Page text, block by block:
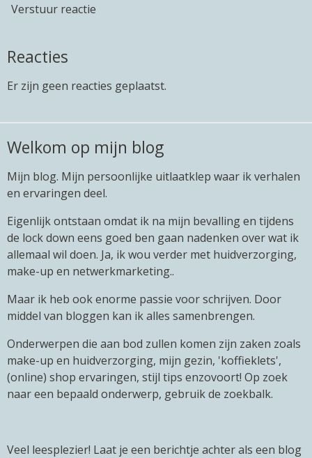
Verstuur reactie
Reacties
Er zijn geen reacties geplaatst.
Welkom op mijn blog
Mijn blog. Mijn persoonlijke uitlaatklep waar ik verhalen
en ervaringen deel.
Eigenlijk ontstaan omdat ik na mijn bevalling en tijdens
de lock down eens goed ben gaan nadenken over wat ik
allemaal wil doen. Ja, ik wou verder met huidverzorging,
make-up en netwerkmarketing..
Maar ik heb ook enorme passie voor schrijven. Door
middel van bloggen kan ik alles samenbrengen.
Onderwerpen die aan bod zullen komen zijn zaken zoals
make-up en huidverzorging, mijn gezin, 'koffieklets',
(online) shop ervaringen, stijl tips enzovoort! Op zoek
naar een bepaald onderwerp, gebruik de zoekbalk.
Veel leesplezier! Laat je een berichtje achter als een blog